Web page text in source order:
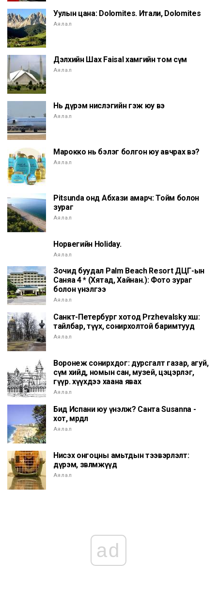
Уулын цана: Dolomites. Итали, Dolomites
Аялал
Дэлхийн Шах Faisal хамгийн том сүм
Аялал
Нь дүрэм нислэгийн гэж юу вэ
Аялал
Марокко нь бэлэг болгон юу авчрах вэ?
Аялал
Pitsunda онд Абхази амарч: Тойм болон
зураг
Аялал
Норвегийн Holiday.
Аялал
Зочид буудал Palm Beach Resort ДЦГ-ын
Саняа 4 * (Хятад, Хайнан.): Фото зураг
болон үнэлгээ
Аялал
Санкт-Петербург хотод Przhevalsky хөшөө:
тайлбар, түүх, сонирхолтой баримтууд
Аялал
Воронеж сонирхдог: дурсгалт газар, агуй,
сүм хийд, номын сан, музей, цэцэрлэг,
гүүр. хүүхдээ хаана явах
Аялал
Бид Испани юу үнэлж? Санта Susanna -
хот, мөрөөдөл
Аялал
Нисэх онгоцны амьтдын тээвэрлэлт:
дүрэм, зөвлөмжүүд
Аялал
ad